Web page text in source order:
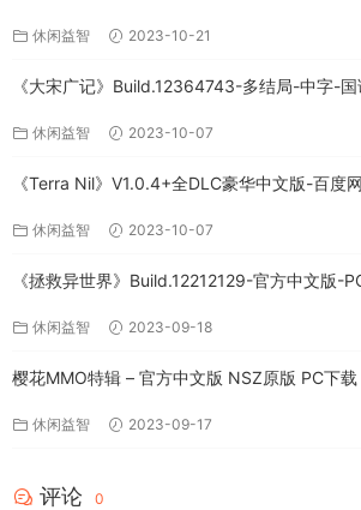
休闲益智 2023-10-21
《大宋广记》Build.12364743-多结局-中字-
休闲益智 2023-10-07
《Terra Nil》V1.0.4+全DLC豪华中文版-百度
休闲益智 2023-10-07
《拯救异世界》Build.12212129-官方中文版-
休闲益智 2023-09-18
樱花MMO特辑 – 官方中文版 NSZ原版 PC下
休闲益智 2023-09-17
评论 0